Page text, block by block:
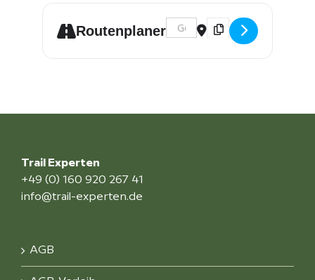
Routenplaner Address - 10:00 Uhr Shuttle
Destination Address -
Trail Experten
+49 (0) 160 920 267 41
info@trail-experten.de
AGB